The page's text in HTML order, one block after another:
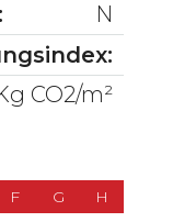
N
CO2/m²
F G H